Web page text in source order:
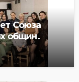
Союза
общин.